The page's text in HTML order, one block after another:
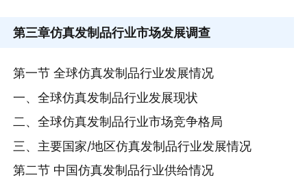
第三章仿真发制品行业市场发展调查
第一节 全球仿真发制品行业发展情况
一、全球仿真发制品行业发展现状
二、全球仿真发制品行业市场竞争格局
三、主要国家/地区仿真发制品行业发展情况
第二节 中国仿真发制品行业供给情况